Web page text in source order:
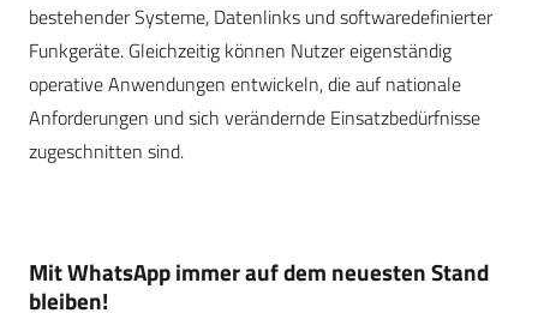
bestehender Systeme, Datenlinks und softwaredefinierter
Funkgeräte. Gleichzeitig können Nutzer eigenständig
operative Anwendungen entwickeln, die auf nationale
Anforderungen und sich verändernde Einsatzbedürfnisse
zugeschnitten sind.
Mit WhatsApp immer auf dem neuesten Stand
bleiben!